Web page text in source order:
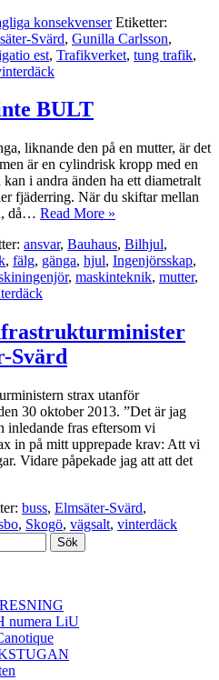
konsekvenser Etiketter:
Svärd, Gunilla Carlsson,
est, Trafikverket, tung trafik,
BULT
liknande den på en mutter, är det
är en cylindrisk kropp med en
i andra änden ha ett diametralt
fjäderring. När du skiftar mellan
då… Read More »
ansvar, Bauhaus, Bilhjul,
, fälg, gänga, hjul, Ingenjörsskap,
, maskinteknik, mutter,
Svärd
strax utanför
30 oktober 2013. ”Det är jag
inledande fras eftersom vi
in på mitt upprepade krav: Att vi
Vidare påpekade jag att att det
buss, Elmsäter-Svärd,
, Skogö, vägsalt, vinterdäck
numera LiU